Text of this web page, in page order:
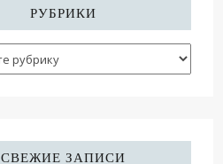
РУБРИКИ
СВЕЖИЕ ЗАПИСИ